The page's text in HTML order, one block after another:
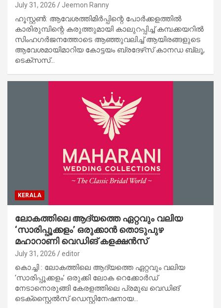
July 31, 2026 Jeemon Ranny
ഹൂസ്റ്റണ്‍: ആവേശത്തിമിര്‍പ്പിന്റെ പോര്‍ക്കളത്തില്‍
കാരിരുമ്പിന്റെ കരുത്തുമായി കാലുറപ്പിച്ച് കമ്പക്കയറില്‍
സിംഹഗര്‍ജനത്തോടെ ആഞ്ഞുവലിച്ച് ആയിരങ്ങളുടെ
ആവേശമായിമാറിയ കോട്ടയം ബ്രദേഴ്‌സ് കാനഡ ബ്ലൂ,
ടെക്‌സസ്…
KERALA
ലോകത്തിലെ ആദ്യത്തെ ഏറ്റവും വലിയ
‘സാരിപ്പൂക്കളം’ ഒരുക്കാൻ തൊടുപുഴ
മഹാറാണി വെഡിങ് കളക്ഷൻസ്
July 31, 2026 editor
കൊച്ചി : ലോകത്തിലെ ആദ്യത്തെ ഏറ്റവും വലിയ
‘സാരിപ്പൂക്കളം’ ഒരുക്കി ലോക റെക്കോർഡ്
നേടാനൊരുങ്ങി കേരളത്തിലെ പ്രമുഖ വെഡിങ്
ടെക്സ്റ്റൈൽസ് ഡെസ്റ്റിനേഷനായ…